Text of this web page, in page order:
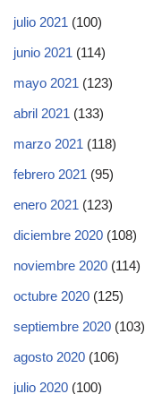
julio 2021 (100)
junio 2021 (114)
mayo 2021 (123)
abril 2021 (133)
marzo 2021 (118)
febrero 2021 (95)
enero 2021 (123)
diciembre 2020 (108)
noviembre 2020 (114)
octubre 2020 (125)
septiembre 2020 (103)
agosto 2020 (106)
julio 2020 (100)